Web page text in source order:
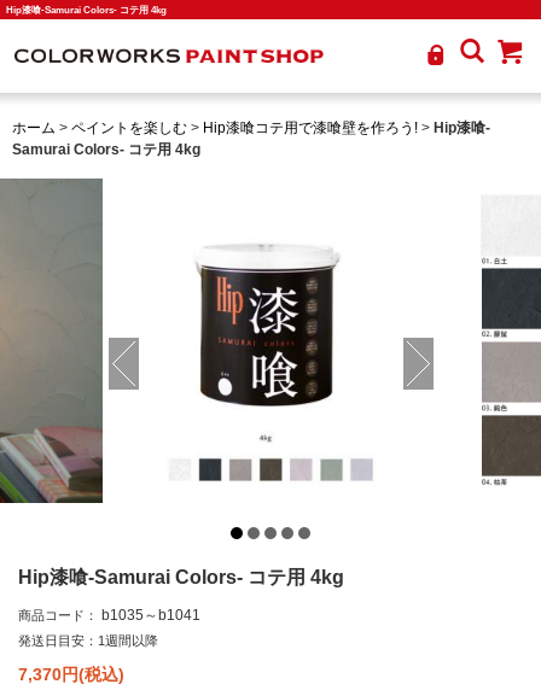
Hip漆喰-Samurai Colors- コテ用 4kg
ホーム > ペイントを楽しむ > Hip漆喰コテ用で漆喰壁を作ろう! > Hip漆喰-
Samurai Colors- コテ用 4kg
Hip漆喰-Samurai Colors- コテ用 4kg
商品コード： b1035～b1041
発送日目安：1週間以降
7,370円(税込)